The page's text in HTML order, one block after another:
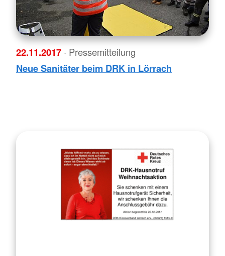
22.11.2017 · Pressemitteilung
Neue Sanitäter beim DRK in Lörrach